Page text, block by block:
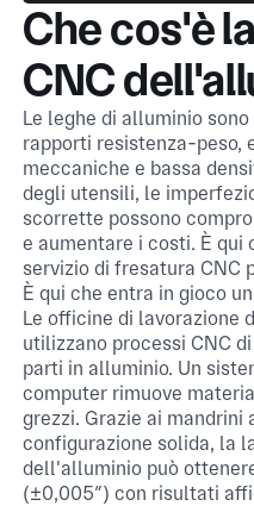
Che cos'è
CNC
Le leghe di alluminio
rapporti resistenza-peso,
meccaniche e bassa
degli utensili, le
scorrette possono
e aumentare i costi. È qui
servizio di fresatura CNC
È qui che entra in gioco
Le officine di lavorazione
utilizzano processi CNC
parti in alluminio. Un
computer rimuove
grezzi. Grazie ai
configurazione solida, la
dell'alluminio può
(±0,005″) con risultati